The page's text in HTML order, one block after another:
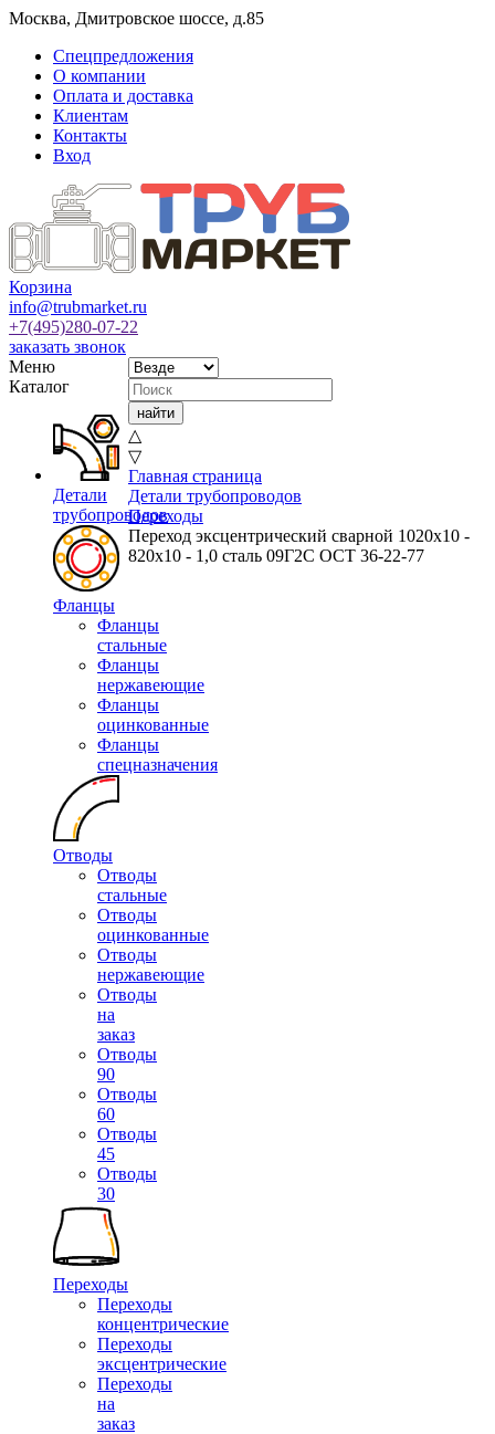
Москва, Дмитровское шоссе, д.85
Спецпредложения
О компании
Оплата и доставка
Клиентам
Контакты
Вход
Корзина
info@trubmarket.ru
+7(495)280-07-22
заказать звонок
Меню
Каталог
Детали
трубопроводов
Фланцы
Фланцы
стальные
Фланцы
нержавеющие
Фланцы
оцинкованные
Фланцы
спецназначения
Отводы
Отводы
стальные
Отводы
оцинкованные
Отводы
нержавеющие
Отводы
на
заказ
Отводы
90
Отводы
60
Отводы
45
Отводы
30
Переходы
Переходы
концентрические
Переходы
эксцентрические
Переходы
на
заказ
△
▽
Главная страница
Детали трубопроводов
Переходы
Переход эксцентрический сварной 1020х10 -
820х10 - 1,0 сталь 09Г2С ОСТ 36-22-77